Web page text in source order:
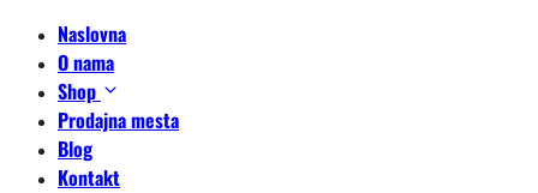
Naslovna
O nama
Shop
Prodajna mesta
Blog
Kontakt